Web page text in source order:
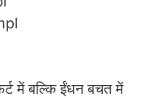
में बल्कि ईंधन बचत में